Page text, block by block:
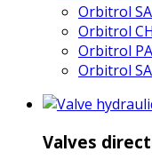
Orbitrol
Orbitrol
Orbitrol
Orbitrol
Valves